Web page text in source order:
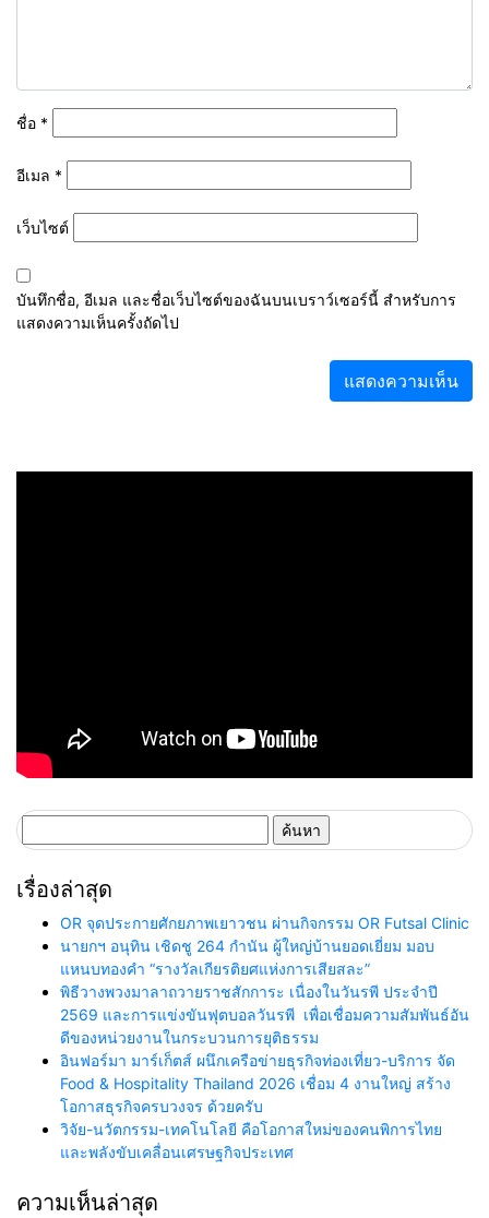
ชื่อ *
อีเมล *
เว็บไซต์
บันทึกชื่อ, อีเมล และชื่อเว็บไซต์ของฉันบนเบราว์เซอร์นี้ สำหรับการ
แสดงความเห็นครั้งถัดไป
สำหรับ:
เรื่องล่าสุด
OR จุดประกายศักยภาพเยาวชน ผ่านกิจกรรม OR Futsal Clinic
นายกฯ อนุทิน เชิดชู 264 กำนัน ผู้ใหญ่บ้านยอดเยี่ยม มอบ
แหนบทองคำ “รางวัลเกียรติยศแห่งการเสียสละ”
พิธีวางพวงมาลาถวายราชสักการะ เนื่องในวันรพี ประจำปี
2569 และการแข่งขันฟุตบอลวันรพี เพื่อเชื่อมความสัมพันธ์อัน
ดีของหน่วยงานในกระบวนการยุติธรรม
อินฟอร์มา มาร์เก็ตส์ ผนึกเครือข่ายธุรกิจท่องเที่ยว-บริการ จัด
Food & Hospitality Thailand 2026 เชื่อม 4 งานใหญ่ สร้าง
โอกาสธุรกิจครบวงจร ด้วยครับ
วิจัย-นวัตกรรม-เทคโนโลยี คือโอกาสใหม่ของคนพิการไทย
และพลังขับเคลื่อนเศรษฐกิจประเทศ
ความเห็นล่าสุด